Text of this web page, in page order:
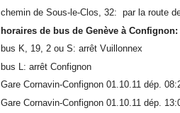
chemin de Sous-le-Clos, 32: par la route
horaires de bus de Genève à Confignon:
bus K, 19, 2 ou S: arrêt Vuillonnex
bus L: arrêt Confignon
Gare Cornavin-Confignon 01.10.11 dép.
Gare Cornavin-Confignon 01.10.11 dép.